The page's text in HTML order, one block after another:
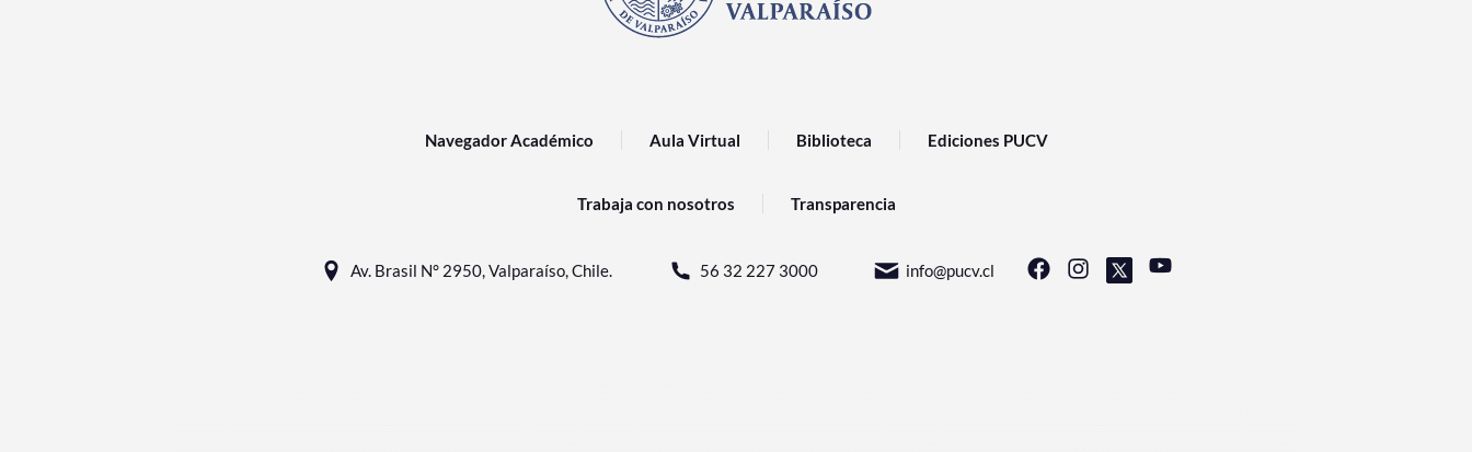
Navegador Académico Aula Virtual Biblioteca Ediciones PUCV
Trabaja con nosotros Transparencia
Av. Brasil N° 2950, Valparaíso, Chile. 56 32 227 3000 info@pucv.cl